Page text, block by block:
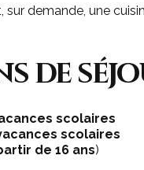
demande, une
de
scolaires
scolaires
de 16 ans)